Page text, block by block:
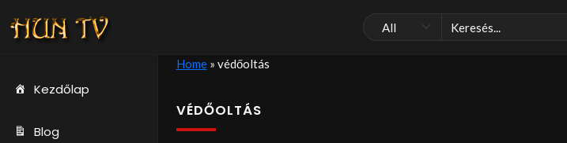
Kezdőlap
Blog
Home» védőoltás
VÉDŐOLTÁS